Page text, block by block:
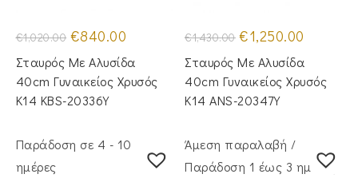
€1,020.00 Original
price
was:
€1,020.00.
€840.00
τιμή
είναι:
€840.00.
Σταυρός Mε Aλυσίδα
40cm Γυναικείος Χρυσός
Κ14 KBS-20336Y
€1,430.00 Original
price
was:
€1,430.00.
€1,250.00
είναι:
€1,250.00.
Σταυρός Mε Aλυσίδα
40cm Γυναικείος Χρυσός
Κ14 ANS-20347Y
Παράδοση σε 4 - 10
ημέρες
Άμεση παραλαβή /
Παράδoση 1 έως 3 ημέρες